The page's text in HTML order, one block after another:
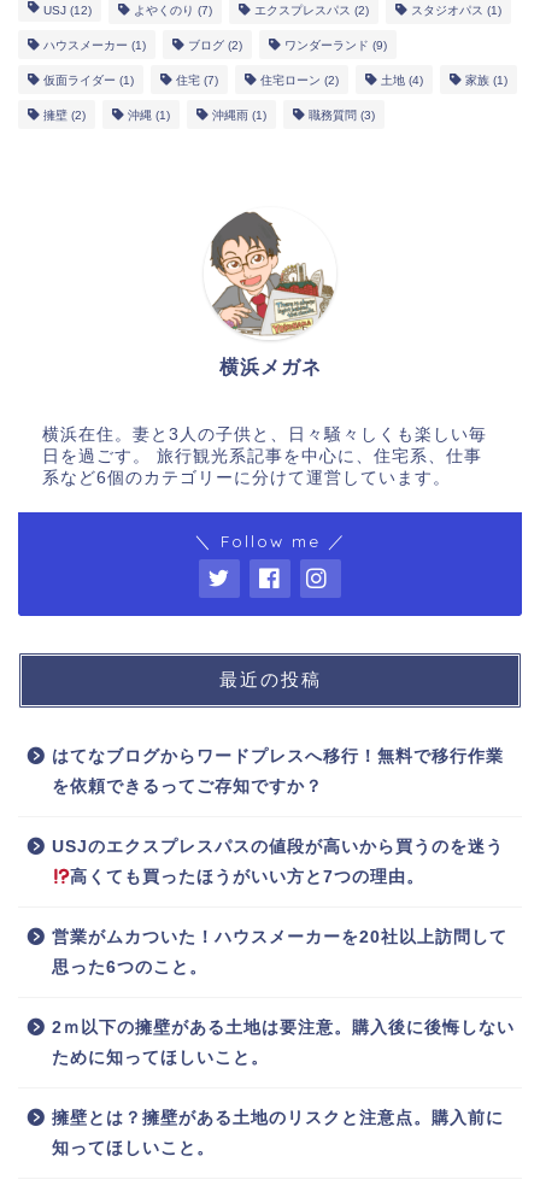
USJ (12) よやくのり (7) エクスプレスパス (2) スタジオパス (1)
ハウスメーカー (1) ブログ (2) ワンダーランド (9)
仮面ライダー (1) 住宅 (7) 住宅ローン (2) 土地 (4) 家族 (1)
擁壁 (2) 沖縄 (1) 沖縄雨 (1) 職務質問 (3)
横浜メガネ
横浜在住。妻と3人の子供と、日々騒々しくも楽しい毎
日を過ごす。 旅行観光系記事を中心に、住宅系、仕事
系など6個のカテゴリーに分けて運営しています。
＼ Follow me ／
最近の投稿
はてなブログからワードプレスへ移行！無料で移行作業
を依頼できるってご存知ですか？
USJのエクスプレスパスの値段が高いから買うのを迷う
高くても買ったほうがいい方と7つの理由。
営業がムカついた！ハウスメーカーを20社以上訪問して
思った6つのこと。
2ｍ以下の擁壁がある土地は要注意。購入後に後悔しない
ために知ってほしいこと。
擁壁とは？擁壁がある土地のリスクと注意点。購入前に
知ってほしいこと。